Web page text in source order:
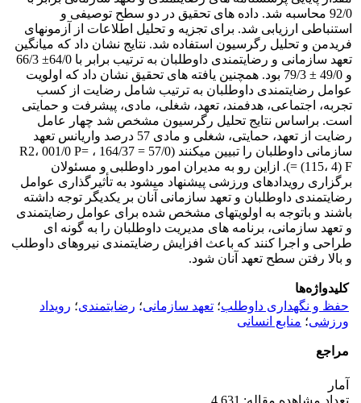
92/0 محاسبه شد. داده ­های تحقیق در دو سطح توصیفی و
استنباطی ارزیابی شد. برای تجزیه­ و تحلیل اطلاعات از آزمون­های
فریدمن و تحلیل رگرسیون استفاده شد. نتایج نشان داد که میانگین
تعهد سازمانی و رضایتمندی داوطلبان به ­ترتیب برابر با 64/0± 66/3
و 49/0 ± 79/3 بود. همچنین یافته­ های تحقیق نشان داد که اولویت
عوامل رضایتمندی داوطلبان به­ ترتیب شامل رضایت از کسب
تجربه، اجتماعی، هدفمند، تعهد، شغلی، مادی، پیشرفت و حمایتی
است. براساس نتایج تحلیل رگرسیون مشخص شد چهار عامل
رضایت از تعهد، حمایتی، شغلی و مادی 57 درصد واریانس تعهد
سازمانی داوطلبان را تبیین می­کنند (57/0 = R2، 001/0 P= ، 164/37
= (115، 4) F). ازاین­ رو به مدیران امور داوطلبی و مسئولان
برگزاری رویدادهای ورزشی پیشنهاد می­شود به تأثیرگذاری عوامل
رضایتمندی داوطلبان و تعهد سازمانی آنان بر یکدیگر توجه داشته
باشند و باتوجه به اولویت­های مشخص­ شده برای عوامل رضایتمندی
و تعهد سازمانی، برنامه­ های مدیریت داوطلبان را به­ گونه­ ای
طراحی و اجرا کنند که باعث افزایش رضایتمندی نیروهای داوطلب
و بالا رفتن سطح تعهد آنان شود.
کلیدواژه‌ها
حفظ و نگهداری داوطلب؛ تعهد سازمانی؛ رضایتمندی؛ رویداد
ورزشی؛ منابع انسانی
مراجع
آمار
تعداد مشاهده مقاله: 4,631